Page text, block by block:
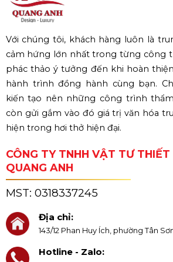
Với chúng tôi, khách hàng luôn là
cảm hứng lớn nhất trong từng công
phác thảo ý tưởng đến khi hoàn
hành trình đồng hành cùng bạn.
kiến tạo nên những công trình
còn gửi gắm vào đó giá trị văn hóa
hiện trong hơi thở hiện đại.
CÔNG TY TNHH VẬT TƯ
QUANG ANH
MST: 0318337245
Địa chỉ:
143/12 Phan Huy Ích, phường Tân
Hotline - Zalo: